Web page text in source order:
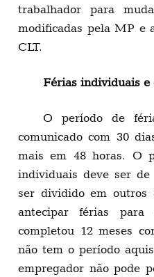
trabalhador para
modificadas pela MP e
CLT.
Férias individuais e
O período de
comunicado com 30
mais em 48 horas. O
individuais deve ser
ser dividido em outros
antecipar férias
completou 12 meses
não tem o período
empregador não pode